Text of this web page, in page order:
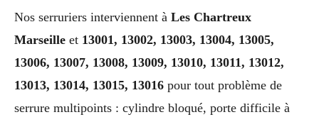
Nos serruriers interviennent à Les Chartreux
Marseille et 13001, 13002, 13003, 13004, 13005,
13006, 13007, 13008, 13009, 13010, 13011, 13012,
13013, 13014, 13015, 13016 pour tout problème de
serrure multipoints : cylindre bloqué, porte difficile à